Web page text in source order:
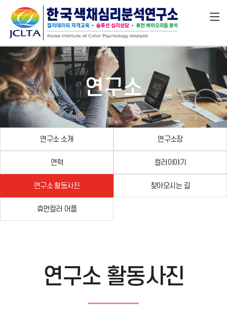
연구소
연구소 소개 연구소장
연혁 컬러이야기
연구소 활동사진 찾아오시는 길
휴먼컬러 어플
연구소 활동사진